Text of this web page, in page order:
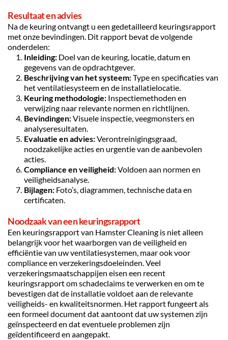
Resultaat en advies
Na de keuring ontvangt u een gedetailleerd keuringsrapport
met onze bevindingen. Dit rapport bevat de volgende
onderdelen:
Inleiding: Doel van de keuring, locatie, datum en
gegevens van de opdrachtgever.
Beschrijving van het systeem: Type en specificaties van
het ventilatiesysteem en de installatielocatie.
Keuring methodologie: Inspectiemethoden en
verwijzing naar relevante normen en richtlijnen.
Bevindingen: Visuele inspectie, veegmonsters en
analyseresultaten.
Evaluatie en advies: Verontreinigingsgraad,
noodzakelijke acties en urgentie van de aanbevolen
acties.
Compliance en veiligheid: Voldoen aan normen en
veiligheidsanalyse.
Bijlagen: Foto’s, diagrammen, technische data en
certificaten.
Noodzaak van een keuringsrapport
Een keuringsrapport van Hamster Cleaning is niet alleen
belangrijk voor het waarborgen van de veiligheid en
efficiëntie van uw ventilatiesystemen, maar ook voor
compliance en verzekeringsdoeleinden. Veel
verzekeringsmaatschappijen eisen een recent
keuringsrapport om schadeclaims te verwerken en om te
bevestigen dat de installatie voldoet aan de relevante
veiligheids- en kwaliteitsnormen. Het rapport fungeert als
een formeel document dat aantoont dat uw systemen zijn
geïnspecteerd en dat eventuele problemen zijn
geïdentificeerd en aangepakt.